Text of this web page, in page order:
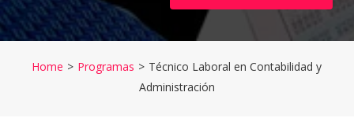
Home > Programas > Técnico Laboral en Contabilidad y
Administración